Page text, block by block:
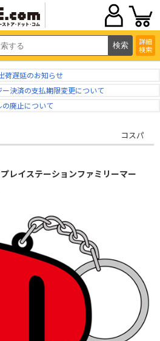
詳細
検索
荷遅延のお知らせ
決済の支払期限変更について
廃止について
コスパ
レイステーションファミリーマー